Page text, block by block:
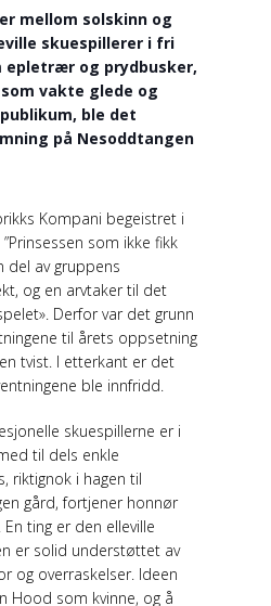
mellom solskinn og
skuespillerer i fri
epletrær og prydbusker,
vakte glede og
ble det
på Nesoddtangen
Kompani begeistret i
som ikke fikk
del av gruppens
og en arvtaker til det
Derfor var det grunn
til årets oppsetning
tvist. I etterkant er det
ble innfridd.
skuespillerne er i
til dels enkle
riktignok i hagen til
gård, fortjener honnør
ting er den elleville
er solid understøttet av
og overraskelser. Ideen
Hood som kvinne, og å